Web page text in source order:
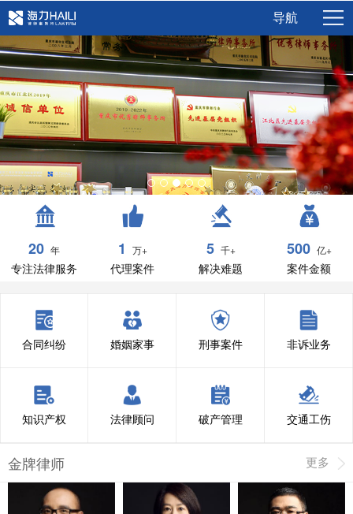
导航
20 年
专注法律服务
1 万+
代理案件
5 千+
解决难题
500 亿+
案件金额
合同纠纷 婚姻家事 刑事案件 非诉业务
知识产权 法律顾问 破产管理 交通工伤
金牌律师 更多